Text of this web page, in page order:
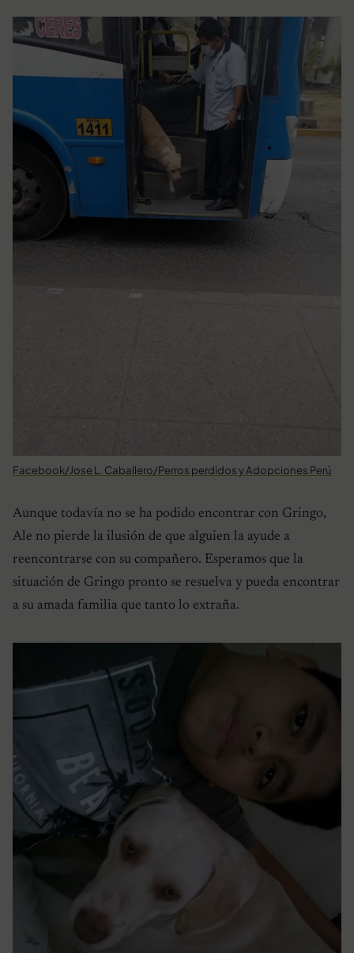
Facebook/Jose L. Caballero/Perros perdidos y Adopciones Perú
Aunque todavía no se ha podido encontrar con Gringo,
Ale no pierde la ilusión de que alguien la ayude a
reencontrarse con su compañero. Esperamos que la
situación de Gringo pronto se resuelva y pueda encontrar
a su amada familia que tanto lo extraña.